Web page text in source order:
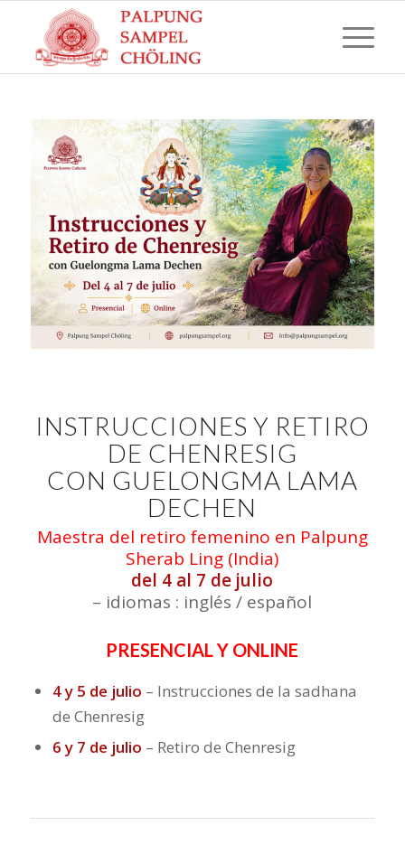
INSTRUCCIONES Y RETIRO
DE CHENRESIG
CON GUELONGMA LAMA
DECHEN
Maestra del retiro femenino en Palpung
Sherab Ling (India)
del 4 al 7 de julio
– idiomas : inglés / español
PRESENCIAL Y ONLINE
4 y 5 de julio – Instrucciones de la sadhana
de Chenresig
6 y 7 de julio – Retiro de Chenresig